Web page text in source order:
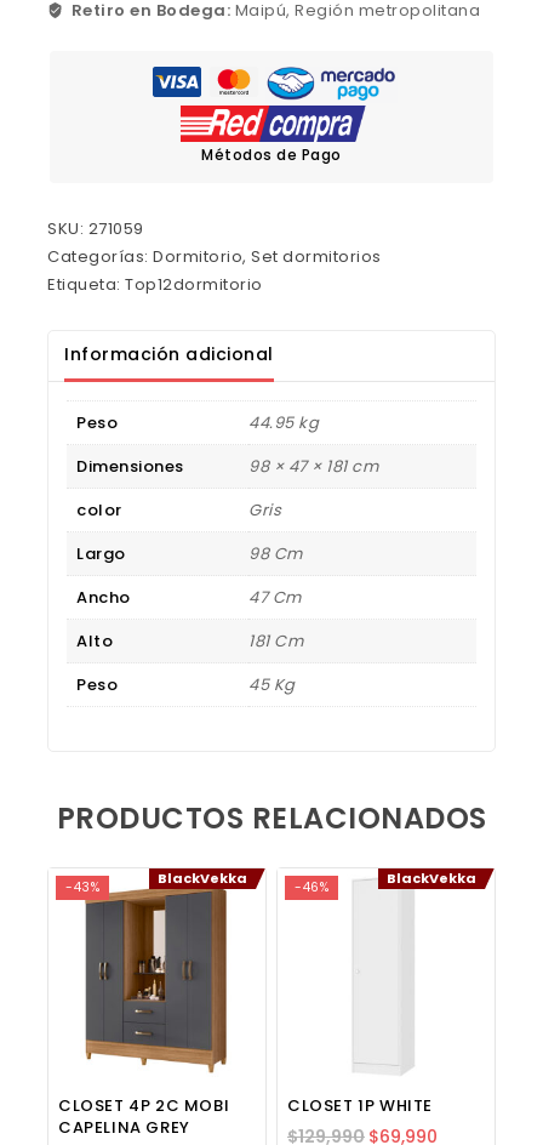
Retiro en Bodega: Maipú, Región metropolitana
Métodos de Pago
SKU: 271059
Categorías: Dormitorio, Set dormitorios
Etiqueta: Top12dormitorio
Información adicional
Peso
44.95 kg
Dimensiones
98 × 47 × 181 cm
color
Gris
Largo
98 Cm
Ancho
47 Cm
Alto
181 Cm
Peso
45 Kg
PRODUCTOS RELACIONADOS
-43% BlackVekka
CLOSET 4P 2C MOBI
CAPELINA GREY
-46% BlackVekka
CLOSET 1P WHITE
$129,990 $69,990